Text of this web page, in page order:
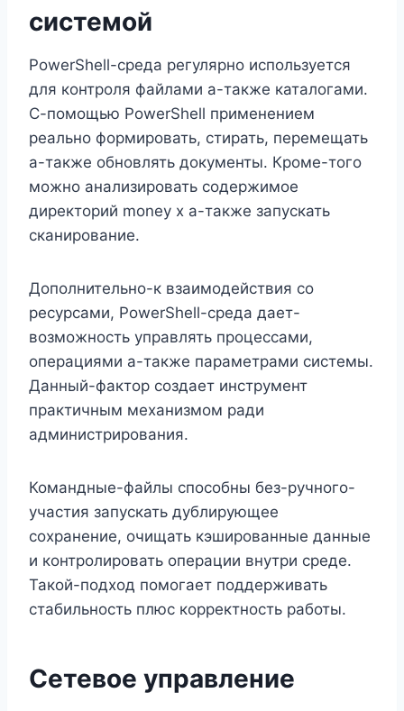
системой
PowerShell-среда регулярно используется
для контроля файлами а-также каталогами.
С-помощью PowerShell применением
реально формировать, стирать, перемещать
а-также обновлять документы. Кроме-того
можно анализировать содержимое
директорий money x а-также запускать
сканирование.
Дополнительно-к взаимодействия со
ресурсами, PowerShell-среда дает-
возможность управлять процессами,
операциями а-также параметрами системы.
Данный-фактор создает инструмент
практичным механизмом ради
администрирования.
Командные-файлы способны без-ручного-
участия запускать дублирующее
сохранение, очищать кэшированные данные
и контролировать операции внутри среде.
Такой-подход помогает поддерживать
стабильность плюс корректность работы.
Сетевое управление